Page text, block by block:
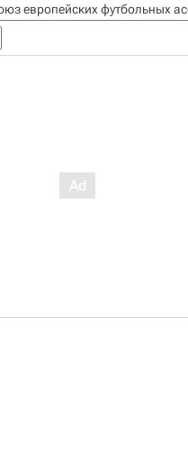
европейских футбольных